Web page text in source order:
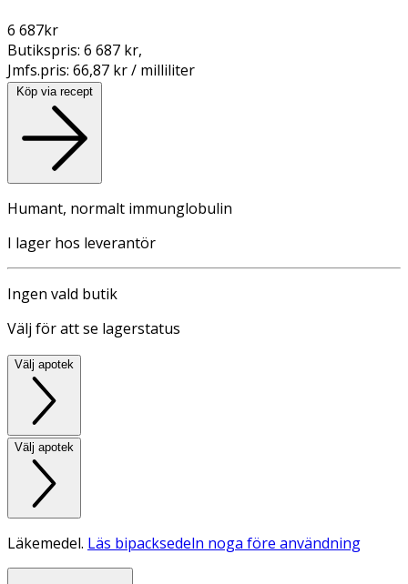
6 687kr
Butikspris: 6 687 kr,
Jmfs.pris: 66,87 kr / milliliter
Köp via recept
Humant, normalt immunglobulin
I lager hos leverantör
Ingen vald butik
Välj för att se lagerstatus
Välj apotek
Välj apotek
Läkemedel. Läs bipacksedeln noga före användning